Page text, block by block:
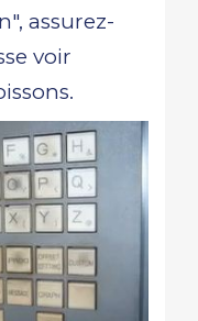
assurez-
voir